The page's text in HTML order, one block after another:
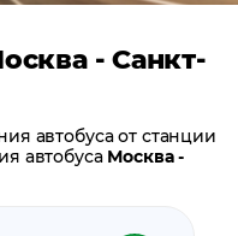
- Санкт-
автобуса от станции
автобусаМосква -